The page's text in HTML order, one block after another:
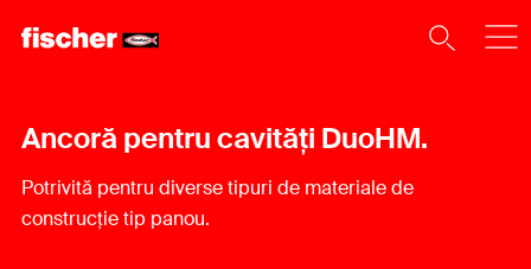
Ancoră pentru cavități DuoHM.
Potrivită pentru diverse tipuri de materiale de
construcție tip panou.